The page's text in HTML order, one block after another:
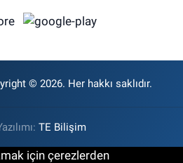
© 2026. Her hakkı saklıdır.
TE Bilişim
için çerezlerden